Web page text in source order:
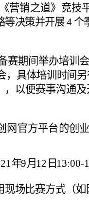
营销之道》竞技
等决策并开展4 个
赛期间举办培训
具体培训时间另
以便赛事沟通及
网官方平台的创
年9月 12 日 13:00-
现场比赛方式（如